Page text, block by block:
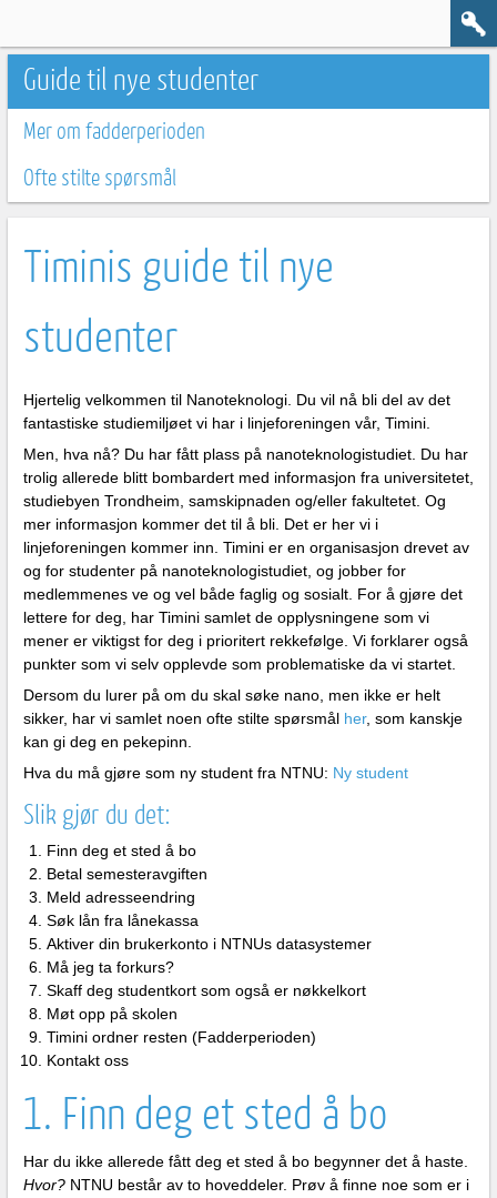
Guide til nye studenter
Mer om fadderperioden
Ofte stilte spørsmål
Timinis guide til nye
studenter
Hjertelig velkommen til Nanoteknologi. Du vil nå bli del av det
fantastiske studiemiljøet vi har i linjeforeningen vår, Timini.
Men, hva nå? Du har fått plass på nanoteknologistudiet. Du har
trolig allerede blitt bombardert med informasjon fra universitetet,
studiebyen Trondheim, samskipnaden og/eller fakultetet. Og
mer informasjon kommer det til å bli. Det er her vi i
linjeforeningen kommer inn. Timini er en organisasjon drevet av
og for studenter på nanoteknologistudiet, og jobber for
medlemmenes ve og vel både faglig og sosialt. For å gjøre det
lettere for deg, har Timini samlet de opplysningene som vi
mener er viktigst for deg i prioritert rekkefølge. Vi forklarer også
punkter som vi selv opplevde som problematiske da vi startet.
Dersom du lurer på om du skal søke nano, men ikke er helt
sikker, har vi samlet noen ofte stilte spørsmål her, som kanskje
kan gi deg en pekepinn.
Hva du må gjøre som ny student fra NTNU: Ny student
Slik gjør du det:
Finn deg et sted å bo
Betal semesteravgiften
Meld adresseendring
Søk lån fra lånekassa
Aktiver din brukerkonto i NTNUs datasystemer
Må jeg ta forkurs?
Skaff deg studentkort som også er nøkkelkort
Møt opp på skolen
Timini ordner resten (Fadderperioden)
Kontakt oss
1. Finn deg et sted å bo
Har du ikke allerede fått deg et sted å bo begynner det å haste.
Hvor? NTNU består av to hoveddeler. Prøv å finne noe som er i